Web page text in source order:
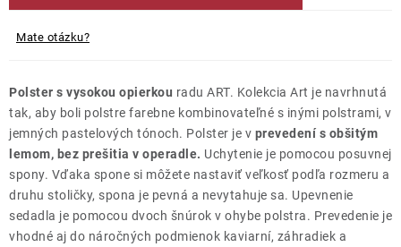
Mate otázku?
Polster s vysokou opierkou radu ART. Kolekcia Art je navrhnutá
tak, aby boli polstre farebne kombinovateľné s inými polstrami, v
jemných pastelových tónoch. Polster je v prevedení s obšitým
lemom, bez prešitia v operadle. Uchytenie je pomocou posuvnej
spony. Vďaka spone si môžete nastaviť veľkosť podľa rozmeru a
druhu stoličky, spona je pevná a nevytahuje sa. Upevnenie
sedadla je pomocou dvoch šnúrok v ohybe polstra. Prevedenie je
vhodné aj do náročných podmienok kaviarní, záhradiek a